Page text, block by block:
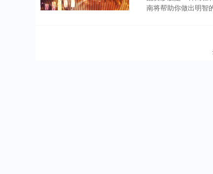
南将帮助你做出明智